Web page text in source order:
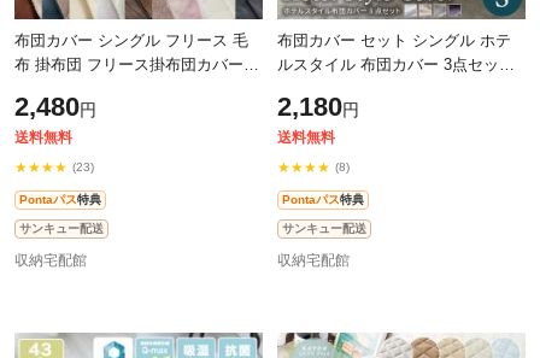
布団カバー シングル フリース 毛
布 掛布団 フリース掛布団カバー
アリバーシブル掛け布団カバー
CGSBCV-1
2,480円
送料無料
★★★★ (23)
Pontaパス特典
サンキュー配送
収納宅配館
布団カバー セット シングル ホテ
ルスタイル 布団カバー 3点セット
団カバー シーツ 3点セット ボック
2,180円
送料無料
★★★★ (8)
Pontaパス特典
サンキュー配送
収納宅配館